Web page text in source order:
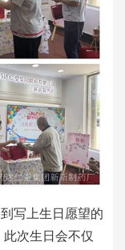
写上生日愿望的
次生日会不仅